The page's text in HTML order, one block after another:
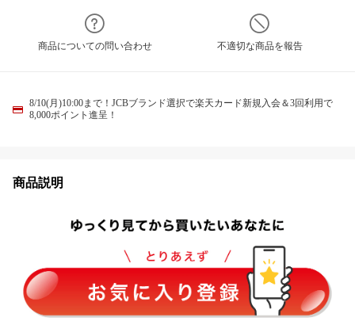
商品についての問い合わせ 不適切な商品を報告
8/10(月)10:00まで！JCBブランド選択で楽天カード新規入会＆3回利用で
8,000ポイント進呈！
商品説明